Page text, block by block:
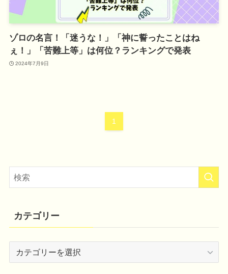
ゾロの名言！「迷うな！」「神に誓ったことはね
ぇ！」「苦難上等」は何位？ランキングで発表
2024年7月9日
1
カテゴリー